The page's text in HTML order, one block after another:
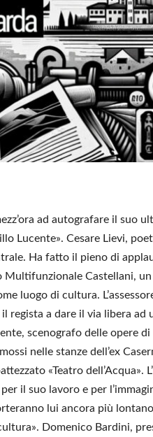
ad autografare il suo
Lucente». Cesare Lievi,
Ha fatto il pieno di
Castellani,
luogo di cultura.
regista a dare il via libera ad
scenografo delle opere di
nelle stanze dell’ex
«Teatro dell’Acqua».
il suo lavoro e per
lui ancora più
Domenico Bardini,